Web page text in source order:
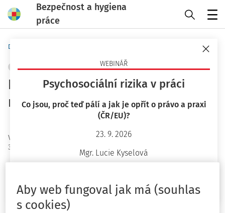
Bezpečnost a hygiena
práce
WEBINÁŘ
Psychosociální rizika v práci
Co jsou, proč teď pálí a jak je opřít o právo a praxi
(ČR/EU)?
23. 9. 2026
Mgr. Lucie Kyselová
Domů
ŘÍZENÍ RIZIK OCHRANA ZDRAVÍ + PŘIDAT VLASTNÍ
Rizikové faktory přispívající k
rozvoji nádorových onemocnění
Vydáno
3 minuty čtení
rizikovým faktorům přispívajícím k rozvoji nádorových
onemocnění.
Aby web fungoval jak má (souhlas
s cookies)